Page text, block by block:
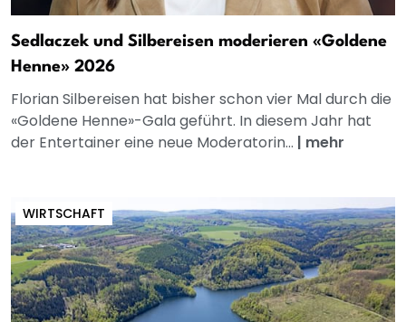
Sedlaczek und Silbereisen moderieren «Goldene
Henne» 2026
Florian Silbereisen hat bisher schon vier Mal durch die
«Goldene Henne»-Gala geführt. In diesem Jahr hat
der Entertainer eine neue Moderatorin... | mehr
WIRTSCHAFT